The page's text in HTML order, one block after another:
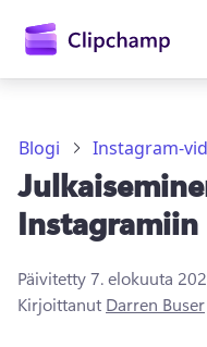
Kirjaudu sisään
Blogi Instagram-
Instagramiin
Päivitetty7. elokuuta
Kirjoittanut Darren Buser